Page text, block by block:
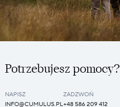
Potrzebujesz pomocy?
NAPISZ
INFO@CUMULUS.PL
ZADZWOŃ
+48 586 209 412